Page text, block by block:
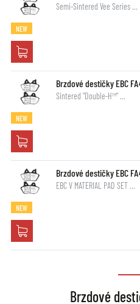
Semi-Sintered Vee Series …
NEW
Brzdové destičky EBC
Sintered "Double-H™" …
NEW
Brzdové destičky EBC
EBC V MATERIAL PAD SET …
NEW
Brzdové